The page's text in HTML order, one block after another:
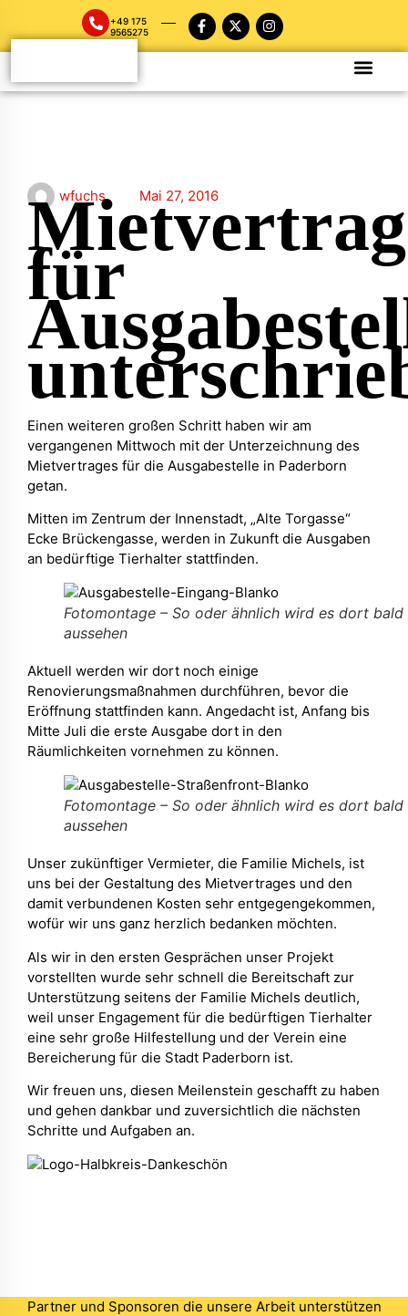
+49 175
9565275
wfuchs Mai 27, 2016
Mietvertrag
für
Einen weiteren großen Schritt haben wir am
vergangenen Mittwoch mit der Unterzeichnung des
Mietvertrages für die Ausgabestelle in Paderborn
getan.
Mitten im Zentrum der Innenstadt, „Alte Torgasse“
Ecke Brückengasse, werden in Zukunft die Ausgaben
an bedürftige Tierhalter stattfinden.
Fotomontage – So oder ähnlich wird es dort bald
aussehen
Aktuell werden wir dort noch einige
Renovierungsmaßnahmen durchführen, bevor die
Eröffnung stattfinden kann. Angedacht ist, Anfang bis
Mitte Juli die erste Ausgabe dort in den
Räumlichkeiten vornehmen zu können.
Fotomontage – So oder ähnlich wird es dort bald
aussehen
Unser zukünftiger Vermieter, die Familie Michels, ist
uns bei der Gestaltung des Mietvertrages und den
damit verbundenen Kosten sehr entgegengekommen,
wofür wir uns ganz herzlich bedanken möchten.
Als wir in den ersten Gesprächen unser Projekt
vorstellten wurde sehr schnell die Bereitschaft zur
Unterstützung seitens der Familie Michels deutlich,
weil unser Engagement für die bedürftigen Tierhalter
eine sehr große Hilfestellung und der Verein eine
Bereicherung für die Stadt Paderborn ist.
Wir freuen uns, diesen Meilenstein geschafft zu haben
und gehen dankbar und zuversichtlich die nächsten
Schritte und Aufgaben an.
Partner und Sponsoren die unsere Arbeit unterstützen